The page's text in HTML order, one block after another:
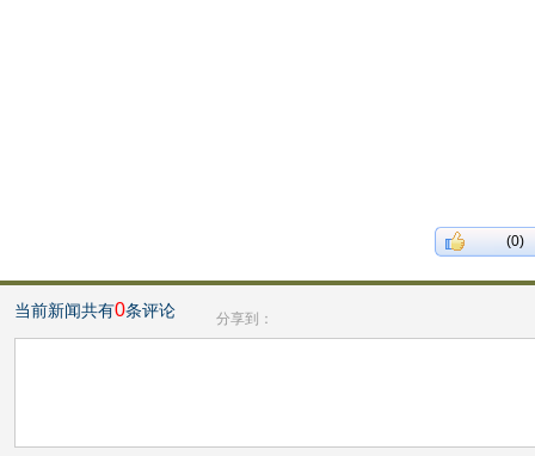
(0)
当前新闻共有0条评论 分享到：